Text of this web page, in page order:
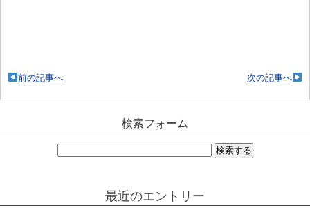
次の記事へ
前の記事へ
検索フォーム
最近のエントリー